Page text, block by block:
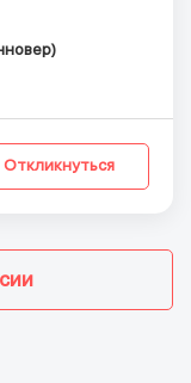
Откликнуться